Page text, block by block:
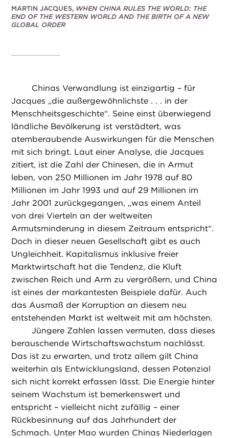
MARTIN JACQUES, WHEN CHINA RULES THE WORLD: THE
END OF THE WESTERN WORLD AND THE BIRTH OF A NEW
GLOBAL ORDER
Chinas Verwandlung ist einzigartig – für
Jacques „die außergewöhnlichste . . . in der
Menschheitsgeschichte“. Seine einst überwiegend
ländliche Bevölkerung ist verstädtert, was
atemberaubende Auswirkungen für die Menschen
mit sich bringt. Laut einer Analyse, die Jacques
zitiert, ist die Zahl der Chinesen, die in Armut
leben, von 250 Millionen im Jahr 1978 auf 80
Millionen im Jahr 1993 und auf 29 Millionen im
Jahr 2001 zurückgegangen, „was einem Anteil
von drei Vierteln an der weltweiten
Armutsminderung in diesem Zeitraum entspricht“.
Doch in dieser neuen Gesellschaft gibt es auch
Ungleichheit. Kapitalismus inklusive freier
Marktwirtschaft hat die Tendenz, die Kluft
zwischen Reich und Arm zu vergrößern, und China
ist eines der markantesten Beispiele dafür. Auch
das Ausmaß der Korruption an diesem neu
entstehenden Markt ist weltweit mit am höchsten.
Jüngere Zahlen lassen vermuten, dass dieses
berauschende Wirtschaftswachstum nachlässt.
Das ist zu erwarten, und trotz allem gilt China
weiterhin als Entwicklungsland, dessen Potenzial
sich nicht korrekt erfassen lässt. Die Energie hinter
seinem Wachstum ist bemerkenswert und
entspricht – vielleicht nicht zufällig – einer
Rückbesinnung auf das Jahrhundert der
Schmach. Unter Mao wurden Chinas Niederlagen